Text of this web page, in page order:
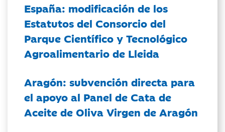
España: modificación de los
Estatutos del Consorcio del
Parque Científico y Tecnológico
Agroalimentario de Lleida
Aragón: subvención directa para
el apoyo al Panel de Cata de
Aceite de Oliva Virgen de Aragón